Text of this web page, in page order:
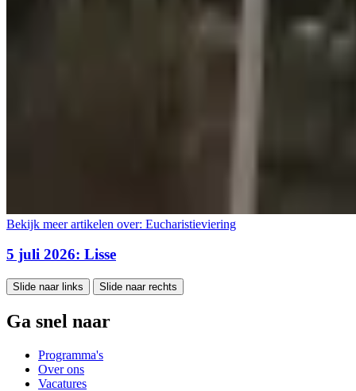
Bekijk meer artikelen over: Eucharistieviering
5 juli 2026: Lisse
Slide naar links Slide naar rechts
Ga snel naar
Programma's
Over ons
Vacatures